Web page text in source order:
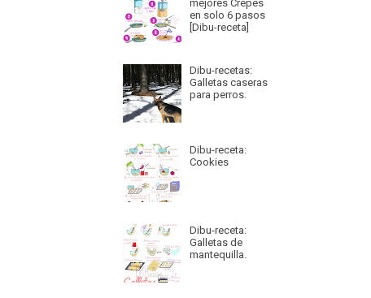
mejores Crepes
en solo 6 pasos
[Dibu-receta]
Dibu-recetas:
Galletas caseras
para perros.
Dibu-receta:
Cookies
Dibu-receta:
Galletas de
mantequilla.